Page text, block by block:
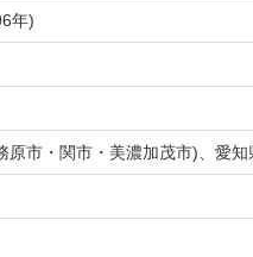
年)
原市・関市・美濃加茂市)、愛